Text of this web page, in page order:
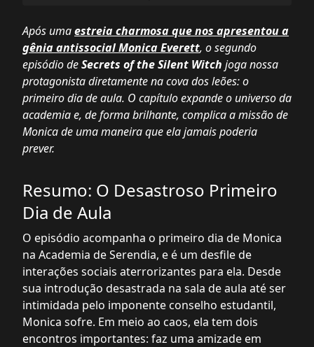
Após umaestreia charmosa que nos apresentou a
gênia antissocial Monica Everett, o segundo
episódio deSecrets of the Silent Witch joga nossa
protagonista diretamente na cova dos leões: o
primeiro dia de aula. O capítulo expande o universo da
academia e, de forma brilhante, complica a missão de
Monica de uma maneira que ela jamais poderia
prever.
Resumo: O Desastroso Primeiro
Dia de Aula
O episódio acompanha o primeiro dia de Monica
na Academia de Serendia, e é um desfile de
interações sociais aterrorizantes para ela. Desde
sua introdução desastrada na sala de aula até ser
intimidada pelo imponente conselho estudantil,
Monica sofre. Em meio ao caos, ela tem dois
encontros importantes: faz uma amizade em